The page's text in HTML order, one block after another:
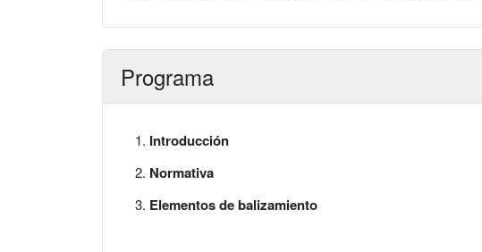
Programa
Introducción
Normativa
Elementos de balizamiento